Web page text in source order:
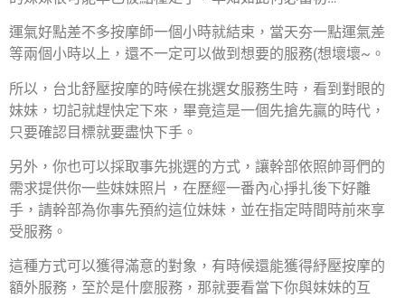
運氣好點差不多按摩師一個小時就結束，當天夯一點運氣差
等兩個小時以上，還不一定可以做到想要的服務(想壞壞~。
所以，台北舒壓按摩的時候在挑選女服務生時，看到對眼的
妹妹，切記就趕快定下來，畢竟這是一個先搶先贏的時代，
只要確認目標就要盡快下手。
另外，你也可以採取事先挑選的方式，讓幹部依照帥哥們的
需求提供你一些妹妹照片，在歷經一番內心掙扎後下好離
手，請幹部為你事先預約這位妹妹，並在指定時間時前來享
受服務。
這種方式可以獲得滿意的對象，有時候還能獲得紓壓按摩的
額外服務，至於是什麼服務，那就要看當下你與妹妹的互